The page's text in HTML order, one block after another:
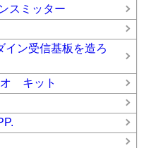
スミッター
イン受信基板を造ろ
キット